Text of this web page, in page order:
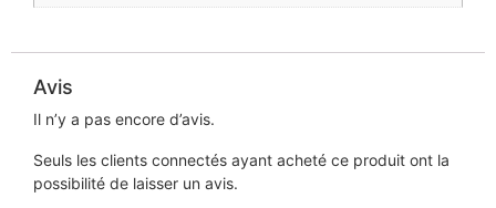
Avis
Il n’y a pas encore d’avis.
Seuls les clients connectés ayant acheté ce produit ont la
possibilité de laisser un avis.